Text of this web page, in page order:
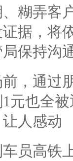
糊弄客
据，将
保持沟
，通过
元也全
人感动
员高铁